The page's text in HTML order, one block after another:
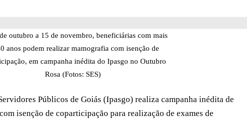
outubro a 15 de novembro, beneficiárias com mais
anos podem realizar mamografia com isenção de
em campanha inédita do Ipasgo no Outubro
Rosa (Fotos: SES)
Públicos de Goiás (Ipasgo) realiza campanha inédita de
isenção de coparticipação para realização de exames de